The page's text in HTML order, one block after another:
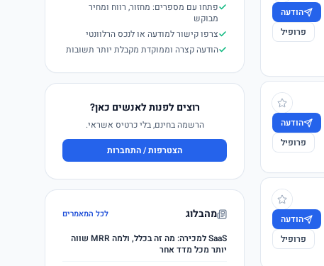
הודעה
פרופיל
הודעה
פרופיל
הודעה
פרופיל
פתחו עם מספרים: מחזור, רווח ומחיר
מבוקש
צרפו קישור למודעה או לנכס הרלוונטי
הודעה קצרה וממוקדת מקבלת יותר תשובות
רוצים לפנות לאנשים כאן?
הרשמה בחינם, בלי כרטיס אשראי.
הצטרפות / התחברות
מהבלוג לכל המאמרים
SaaS למכירה: מה זה בכלל, ולמה MRR שווה
יותר מכל מדד אחר